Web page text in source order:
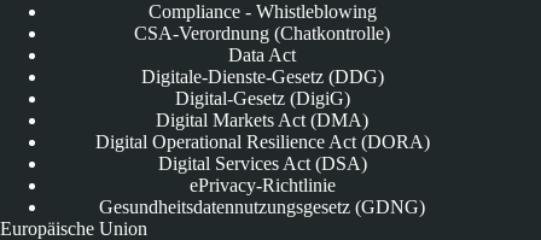
Compliance - Whistleblowing
CSA-Verordnung (Chatkontrolle)
Data Act
Digitale-Dienste-Gesetz (DDG)
Digital-Gesetz (DigiG)
Digital Markets Act (DMA)
Digital Operational Resilience Act (DORA)
Digital Services Act (DSA)
ePrivacy-Richtlinie
Gesundheitsdatennutzungsgesetz (GDNG)
Europäische Union